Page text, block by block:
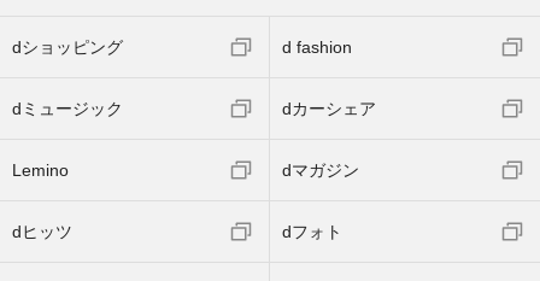
dショッピング d fashion
dミュージック dカーシェア
Lemino dマガジン
dヒッツ dフォト